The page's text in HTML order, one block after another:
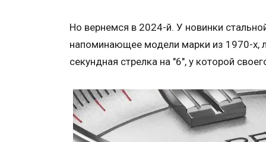
Но вернемся в 2024-й. У новинки
напоминающее модели марки из 1970-х,
секундная стрелка на "6", у которой